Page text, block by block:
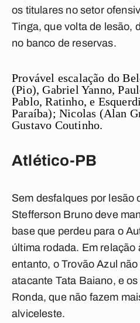
os titulares no setor
Tinga, que volta de lesão,
no banco de reservas.
Provável escalação do
(Pio), Gabriel Yanno,
Pablo, Ratinho, e
Paraíba); Nicolas (Alan
Gustavo Coutinho.
Atlético-PB
Sem desfalques por lesão
Stefferson Bruno deve
base que perdeu para o
última rodada. Em relação
entanto, o Trovão Azul
atacante Tata Baiano, e
Ronda, que não fazem
alviceleste.